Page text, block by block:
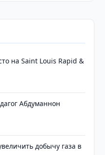
на Saint Louis Rapid &
Абдуманнон
добычу газа в